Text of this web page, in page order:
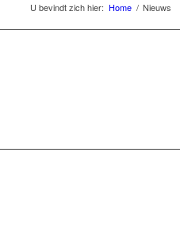
U bevindt zich hier: Home / Nieuws